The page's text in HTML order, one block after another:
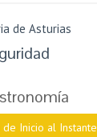
de Asturias
de Inicio al Instante